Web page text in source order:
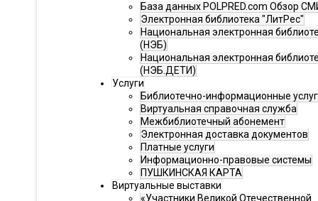
База данных POLPRED.com Обзор
Электронная библиотека "ЛитРес"
Национальная электронная
(НЭБ)
Национальная электронная
(НЭБ.ДЕТИ)
Услуги
Библиотечно-информационные
Виртуальная справочная служба
Межбиблиотечный абонемент
Электронная доставка документов
Платные услуги
Информационно-правовые системы
ПУШКИНСКАЯ КАРТА
Виртуальные выставки
«Участники Великой Отечественной